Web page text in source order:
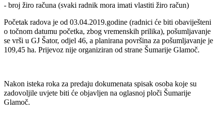
- broj žiro računa (svaki radnik mora imati vlastiti žiro račun)
Početak radova je od 03.04.2019.godine (radnici će biti obaviješteni
o točnom datumu početka, zbog vremenskih prilika), pošumljavanje
se vrši u GJ Šator, odjel 46, a planirana površina za pošumljavanje je
109,45 ha. Prijevoz nije organiziran od strane Šumarije Glamoč.
Nakon isteka roka za predaju dokumenata spisak osoba koje su
zadovoljile uvjete biti će objavljen na oglasnoj ploči Šumarije
Glamoč.